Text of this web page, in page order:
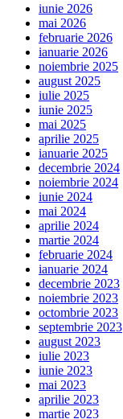
iunie 2026
mai 2026
februarie 2026
ianuarie 2026
noiembrie 2025
august 2025
iulie 2025
iunie 2025
mai 2025
aprilie 2025
ianuarie 2025
decembrie 2024
noiembrie 2024
iunie 2024
mai 2024
aprilie 2024
martie 2024
februarie 2024
ianuarie 2024
decembrie 2023
noiembrie 2023
octombrie 2023
septembrie 2023
august 2023
iulie 2023
iunie 2023
mai 2023
aprilie 2023
martie 2023